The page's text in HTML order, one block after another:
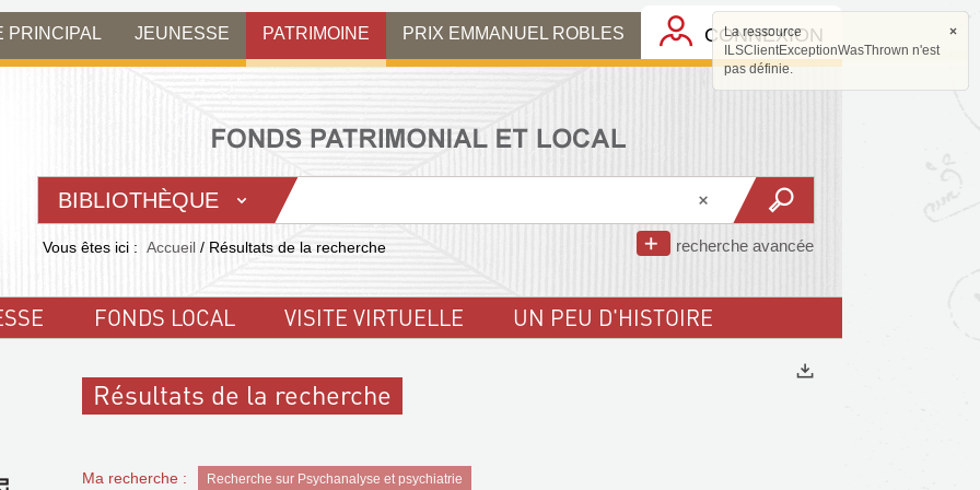
PRINCIPAL JEUNESSE PATRIMOINE PRIX EMMANUEL ROBLES CONNEXION
BIBLIOTHÈQUE
recherche avancée
Vous êtes ici : Accueil / Résultats de la recherche
FONDS LOCAL VISITE VIRTUELLE UN PEU D'HISTOIRE
Résultats de la recherche
Ma recherche : Recherche sur Psychanalyse et psychiatrie
×
La ressource
ILSClientExceptionWasThrown n'est
pas définie.